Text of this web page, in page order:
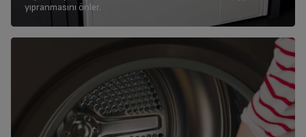
yıpranmasını önler.